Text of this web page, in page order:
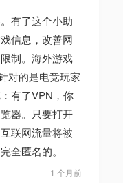
有了这个小助
信息，改善网
制。海外游戏
对的是电竞玩家
有了VPN，你
器。只要打开
联网流量将被
全匿名的。
1 个月前